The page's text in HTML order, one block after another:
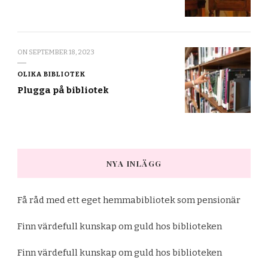
ON SEPTEMBER 18, 2023
OLIKA BIBLIOTEK
Plugga på bibliotek
NYA INLÄGG
Få råd med ett eget hemmabibliotek som pensionär
Finn värdefull kunskap om guld hos biblioteken
Finn värdefull kunskap om guld hos biblioteken